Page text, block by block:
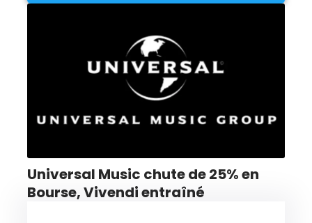
Universal Music chute de 25% en
Bourse, Vivendi entraîné